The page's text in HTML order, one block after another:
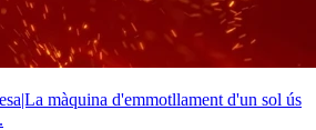
màquina d'emmotllament d'un sol ús